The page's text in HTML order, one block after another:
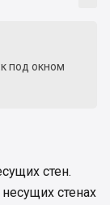
под окном
стен.
стенах